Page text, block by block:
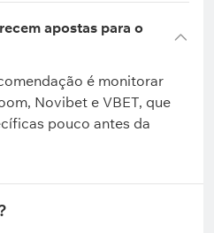
apostas para o
é monitorar
Novibet e VBET, que
pouco antes da